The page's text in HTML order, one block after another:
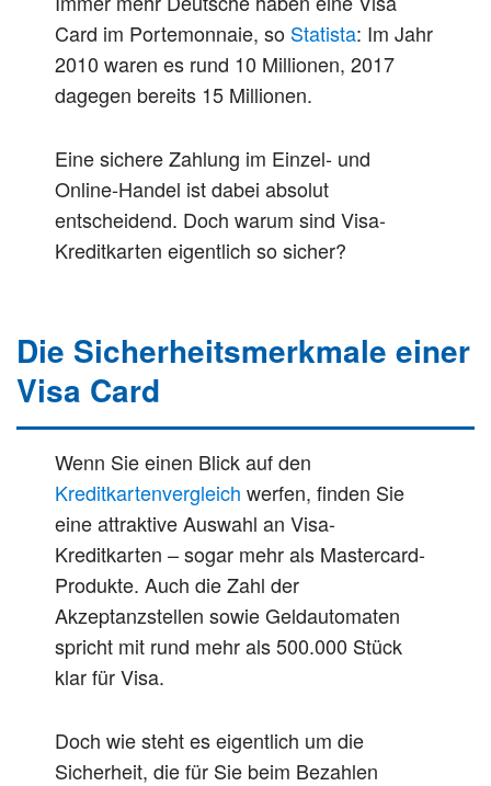
Card im Portemonnaie, so Statista: Im Jahr
2010 waren es rund 10 Millionen, 2017
dagegen bereits 15 Millionen.
Eine sichere Zahlung im Einzel- und
Online-Handel ist dabei absolut
entscheidend. Doch warum sind Visa-
Kreditkarten eigentlich so sicher?
Die Sicherheitsmerkmale einer
Visa Card
Wenn Sie einen Blick auf den
Kreditkartenvergleich werfen, finden Sie
eine attraktive Auswahl an Visa-
Kreditkarten – sogar mehr als Mastercard-
Produkte. Auch die Zahl der
Akzeptanzstellen sowie Geldautomaten
spricht mit rund mehr als 500.000 Stück
klar für Visa.
Doch wie steht es eigentlich um die
Sicherheit, die für Sie beim Bezahlen